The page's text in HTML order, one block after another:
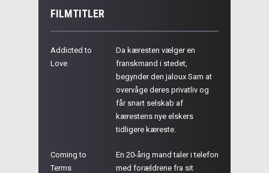
FILMTITLER
Addicted to
Love
Da kæresten vælger en
franskmand i stedet,
begynder den jaloux Sam at
overvåge deres privatliv og
får snart selskab af
kærestens nye elskers
tidligere kæreste.
Coming to
Terms
En 20-årig mand taler i telefon
med forældrene fra sit